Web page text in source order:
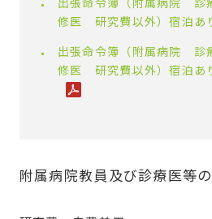
出張命令簿（附属病院 診
修医 研究費以外）宿泊あ
出張命令簿（附属病院 診
修医 研究費以外）宿泊あ
附属病院教員及び診療医等